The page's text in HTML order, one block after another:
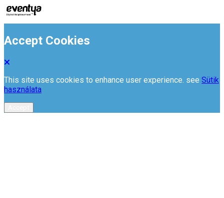
Accept Cookies
This site uses cookies to enhance user experience. see Sütik
használata